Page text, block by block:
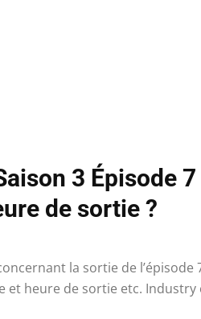
3 Épisode
de sortie ?
la sortie de l’épisode
et heure de sortie etc. Industry